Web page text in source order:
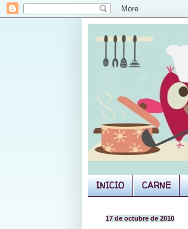
INICIO CARNE
17 de octubre de 2010